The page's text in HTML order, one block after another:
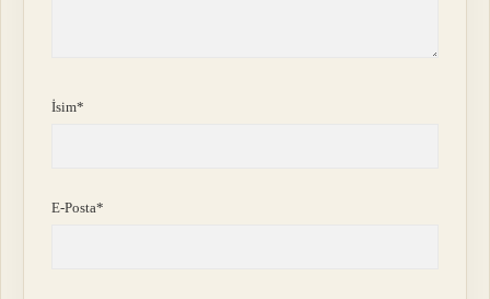
İsim*
E-Posta*